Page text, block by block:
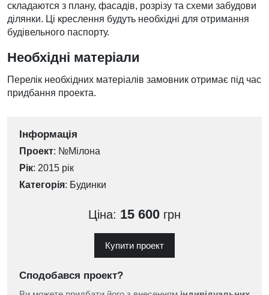
складаются з плану, фасадів, розрізу та схеми забудови
ділянки. Ці креслення будуть необхідні для отримання
будівельного паспорту.
Необхідні матеріали
Перелік необхідних матеріалів замовник отримає під час
придбання проекта.
Інформація
Проект: №Мілона
Рік: 2015 рік
Категорія: Будинки
Ціна: 15 600 грн
Купити проект
Сподобався проект?